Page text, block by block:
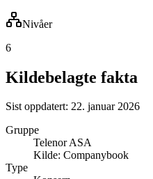
Nivåer
6
Kildebelagte fakta
Sist oppdatert: 22. januar 2026
Gruppe
Telenor ASA
Kilde: Companybook
Type